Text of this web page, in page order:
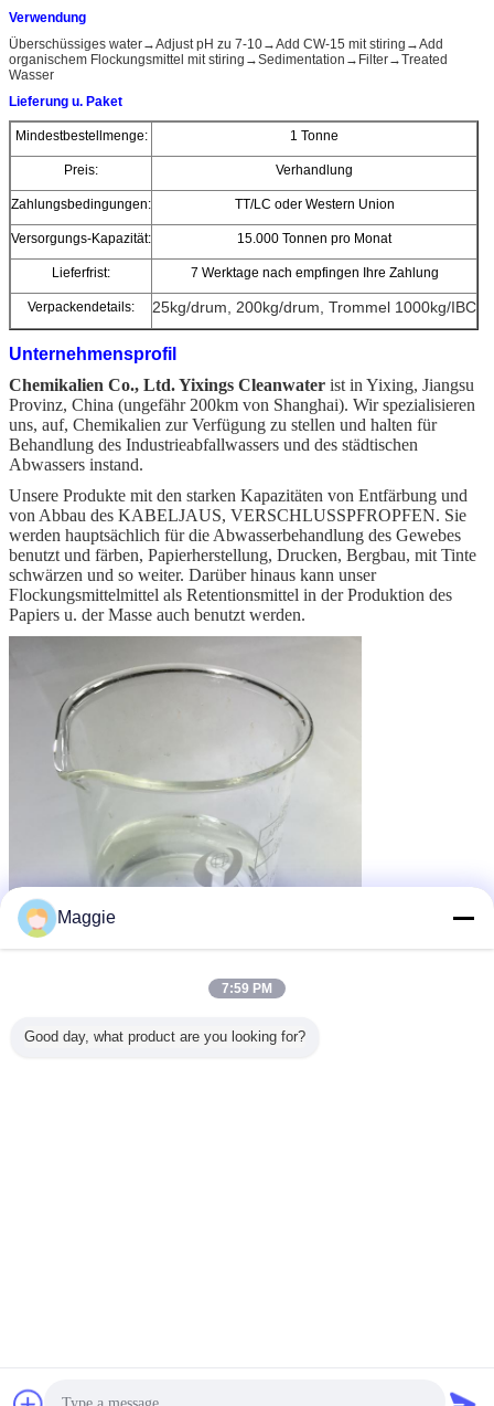
Verwendung
Überschüssiges water→Adjust pH zu 7-10→Add CW-15 mit stiring→Add
organischem Flockungsmittel mit stiring→Sedimentation→Filter→Treated
Wasser
Lieferung u. Paket
Mindestbestellmenge: 1 Tonne
Preis: Verhandlung
Zahlungsbedingungen: TT/LC oder Western Union
Versorgungs-Kapazität: 15.000 Tonnen pro Monat
Lieferfrist: 7 Werktage nach empfingen Ihre Zahlung
Verpackendetails: 25kg/drum, 200kg/drum, Trommel 1000kg/IBC
Unternehmensprofil
Chemikalien Co., Ltd. Yixings Cleanwater ist in Yixing, Jiangsu
Provinz, China (ungefähr 200km von Shanghai). Wir spezialisieren
uns, auf, Chemikalien zur Verfügung zu stellen und halten für
Behandlung des Industrieabfallwassers und des städtischen
Abwassers instand.
Unsere Produkte mit den starken Kapazitäten von Entfärbung und
von Abbau des KABELJAUS, VERSCHLUSSPFROPFEN. Sie
werden hauptsächlich für die Abwasserbehandlung des Gewebes
benutzt und färben, Papierherstellung, Drucken, Bergbau, mit Tinte
schwärzen und so weiter. Darüber hinaus kann unser
Flockungsmittelmittel als Retentionsmittel in der Produktion des
Papiers u. der Masse auch benutzt werden.
Maggie
7:59 PM
Good day, what product are you looking for?